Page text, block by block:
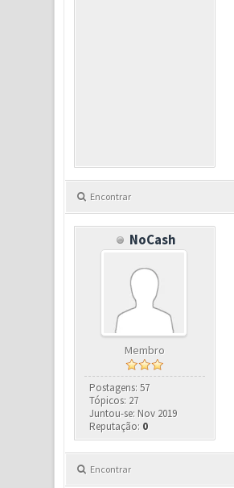
Encontrar
NoCash
Membro
Postagens: 57
Tópicos: 27
Juntou-se: Nov 2019
Reputação: 0
Encontrar